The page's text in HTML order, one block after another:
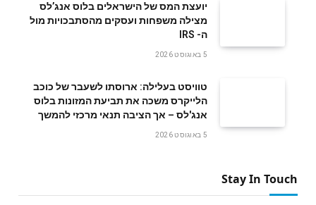
‬ה- IRS
5 באוגוסט 2026
טוויסט בעלילה: ארוסתו לשעבר של כוכב
הלייקרס משכה את תביעת המזונות בלוס
אנג'לס – אך הציבה תנאי מרכזי להמשך
5 באוגוסט 2026
Stay In Touch